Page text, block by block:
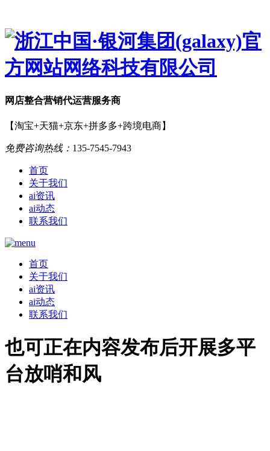
网店整合营销代运营服务商
【淘宝+天猫+京东+拼多多+跨境电商】
免费咨询热线： 135-7545-7943
首页
关于我们
ai资讯
ai动态
联系我们
首页
关于我们
ai资讯
ai动态
联系我们
也可正在内容发布后开展多平
台放哨和风